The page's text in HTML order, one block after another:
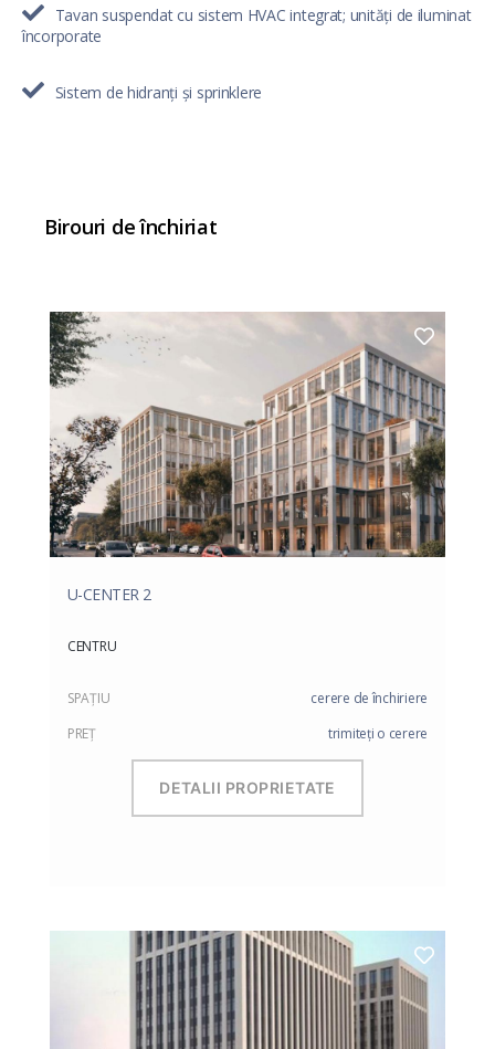
Tavan suspendat cu sistem HVAC integrat; unități de iluminat
încorporate
Sistem de hidranți și sprinklere
Birouri de închiriat
U-CENTER 2
CENTRU
SPAŢIU
cerere de închiriere
PREŢ
trimiteți o cerere
DETALII PROPRIETATE